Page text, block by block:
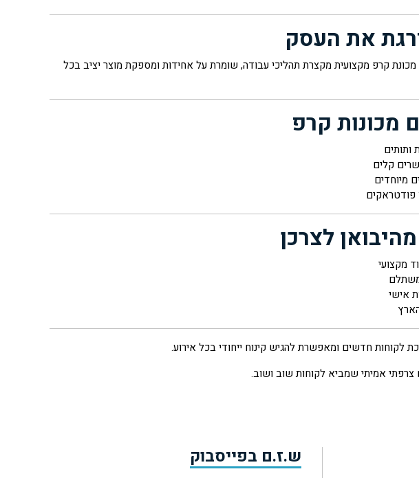
את העסק
מכונת קרפ מקצועית מקצרת תהליכי עבודה, שומרת על אחידות ומספקת מוצר יציב בכל
מכונות קרפ
ותותים
קלים
מיוחדים
פודטראקים
אישי
לקוחות חדשים ומאפשרת להגיש קינוח ייחודי בכל אירוע.
צרפתי אמיתי שמביא לקוחות שוב ושוב.
ש.ז.ם בפייסבוק